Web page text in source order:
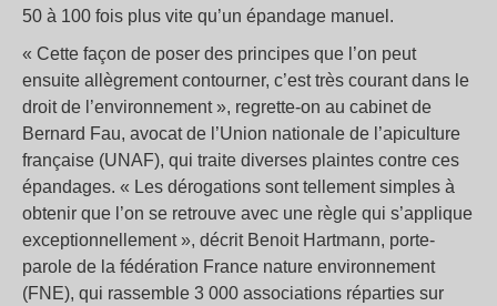
50 à 100 fois plus vite qu’un épandage manuel.
« Cette façon de poser des principes que l’on peut
ensuite allègrement contourner, c’est très courant dans le
droit de l’environnement », regrette-on au cabinet de
Bernard Fau, avocat de l’Union nationale de l’apiculture
française (UNAF), qui traite diverses plaintes contre ces
épandages. « Les dérogations sont tellement simples à
obtenir que l’on se retrouve avec une règle qui s’applique
exceptionnellement », décrit Benoit Hartmann, porte-
parole de la fédération France nature environnement
(FNE), qui rassemble 3 000 associations réparties sur